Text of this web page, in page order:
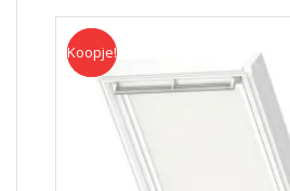
Koopje
Koopje!